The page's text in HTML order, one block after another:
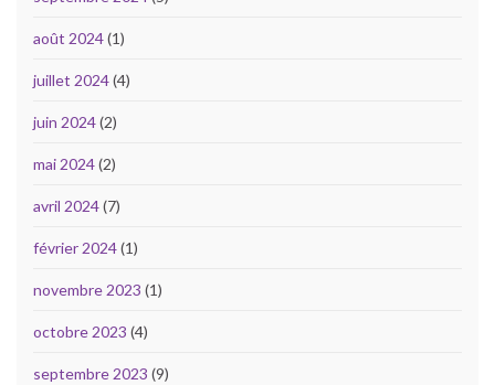
août 2024(1)
juillet 2024(4)
juin 2024(2)
mai 2024(2)
avril 2024(7)
février 2024(1)
novembre 2023 (1)
octobre 2023 (4)
septembre 2023 (9)